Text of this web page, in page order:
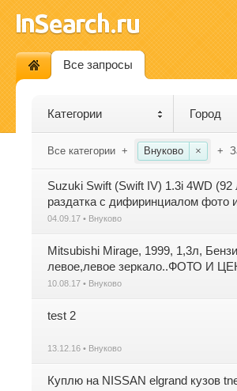
Все запросы
Категории Город
Все категории + Внуково × +
Suzuki Swift (Swift IV) 1.3i 4WD
раздатка с дифиринциалом фото
04.09.17 • Внуково
Mitsubishi Mirage, 1999, 1,3л,
левое,левое зеркало..ФОТО И
привод,...
10.08.17 • Внуково
test 2
13.12.16 • Внуково
Куплю на NISSAN elgrand кузов